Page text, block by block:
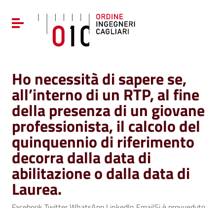
Vai al menu di navigazione
Vai al footer
Attiva / disattiva la navigazione
Ho necessità di sapere se,
all’interno di un RTP, al fine
della presenza di un giovane
professionista, il calcolo del
quinquennio di riferimento
decorra dalla data di
abilitazione o dalla data di
Laurea.